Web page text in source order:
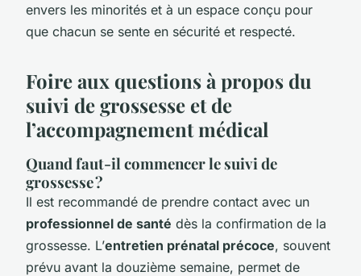
envers les minorités et à un espace conçu pour
que chacun se sente en sécurité et respecté.
Foire aux questions à propos du
suivi de grossesse et de
l’accompagnement médical
Quand faut-il commencer le suivi de
grossesse ?
Il est recommandé de prendre contact avec un
professionnel de santé dès la confirmation de la
grossesse. L’entretien prénatal précoce, souvent
prévu avant la douzième semaine, permet de